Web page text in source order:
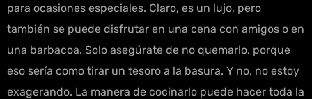
para ocasiones especiales. Claro, es un lujo, pero
también se puede disfrutar en una cena con amigos o en
una barbacoa. Solo asegúrate de no quemarlo, porque
eso sería como tirar un tesoro a la basura. Y no, no estoy
exagerando. La manera de cocinarlo puede hacer toda la